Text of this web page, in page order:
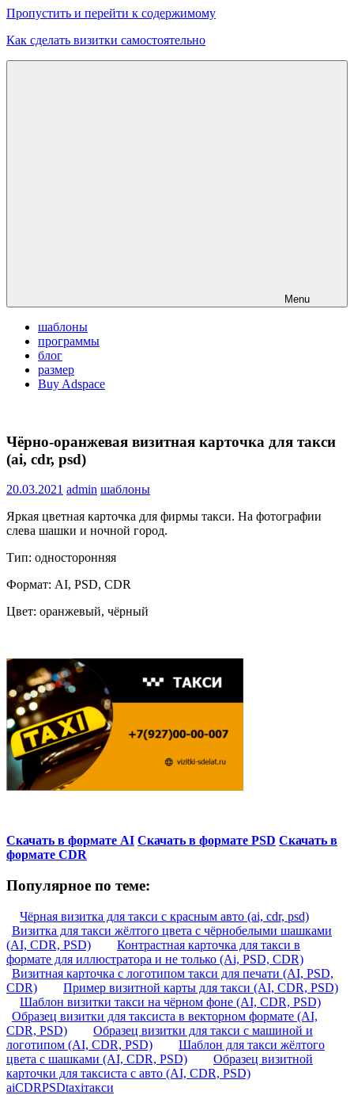
Пропустить и перейти к содержимому
Как сделать визитки самостоятельно
Menu
шаблоны
программы
блог
размер
Buy Adspace
Чёрно-оранжевая визитная карточка для такси
(ai, cdr, psd)
20.03.2021 admin шаблоны
Яркая цветная карточка для фирмы такси. На фотографии
слева шашки и ночной город.
Тип: односторонняя
Формат: AI, PSD, CDR
Цвет: оранжевый, чёрный
Скачать в формате AI Скачать в формате PSD Скачать в
формате CDR
Популярное по теме:
Чёрная визитка для такси с красным авто (ai, cdr, psd)
Визитка для такси жёлтого цвета с чёрнобелыми шашками
(AI, CDR, PSD)
Контрастная карточка для такси в
формате для иллюстратора и не только (Ai, PSD, CDR)
Визитная карточка с логотипом такси для печати (AI, PSD,
CDR)
Пример визитной карты для такси (AI, CDR, PSD)
Шаблон визитки такси на чёрном фоне (AI, CDR, PSD)
Образец визитки для таксиста в векторном формате (AI,
CDR, PSD)
Образец визитки для такси с машиной и
логотипом (AI, CDR, PSD)
Шаблон для такси жёлтого
цвета с шашками (AI, CDR, PSD)
Образец визитной
карточки для таксиста с авто (AI, CDR, PSD)
aiCDRPSDtaxiтакси